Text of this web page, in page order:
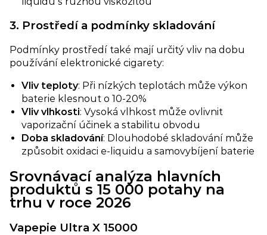
3. Prostředí a podmínky skladování​
Podmínky prostředí také mají určitý vliv na dobu
používání elektronické cigarety:
Vliv teploty: Při nízkých teplotách může výkon
baterie klesnout o 10-20%
Vliv vlhkosti: Vysoká vlhkost může ovlivnit
vaporizační účinek a stabilitu obvodu
Doba skladování​: Dlouhodobé skladování může
způsobit oxidaci e-liquidu a samovybíjení baterie
Srovnávací analýza hlavních
produktů s 15 000 potahy na
trhu v roce 2026
Vapepie Ultra X 15000